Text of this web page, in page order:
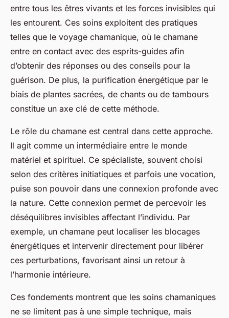
entre tous les êtres vivants et les forces invisibles qui
les entourent. Ces soins exploitent des pratiques
telles que le voyage chamanique, où le chamane
entre en contact avec des esprits-guides afin
d’obtenir des réponses ou des conseils pour la
guérison. De plus, la purification énergétique par le
biais de plantes sacrées, de chants ou de tambours
constitue un axe clé de cette méthode.
Le rôle du chamane est central dans cette approche.
Il agit comme un intermédiaire entre le monde
matériel et spirituel. Ce spécialiste, souvent choisi
selon des critères initiatiques et parfois une vocation,
puise son pouvoir dans une connexion profonde avec
la nature. Cette connexion permet de percevoir les
déséquilibres invisibles affectant l’individu. Par
exemple, un chamane peut localiser les blocages
énergétiques et intervenir directement pour libérer
ces perturbations, favorisant ainsi un retour à
l’harmonie intérieure.
Ces fondements montrent que les soins chamaniques
ne se limitent pas à une simple technique, mais